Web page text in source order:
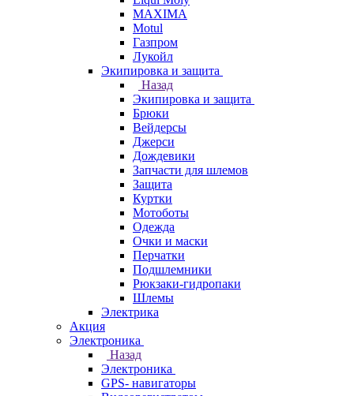
MAXIMA
Motul
Газпром
Лукойл
Экипировка и защита
Назад
Экипировка и защита
Брюки
Вейдерсы
Джерси
Дождевики
Запчасти для шлемов
Защита
Куртки
Мотоботы
Одежда
Очки и маски
Перчатки
Подшлемники
Рюкзаки-гидропаки
Шлемы
Электрика
Акция
Электроника
Назад
Электроника
GPS- навигаторы